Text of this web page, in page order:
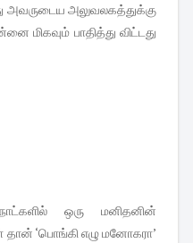
அவருடைய அலுவலகத்துக்கு
மிகவும் பாதித்து விட்டது
ஒரு மனிதனின்
‘பொங்கி எழு மனோகரா’